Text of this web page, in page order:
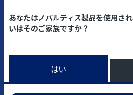
あなたはノバルティス製品を使用さ
いはそのご家族ですか？
はい